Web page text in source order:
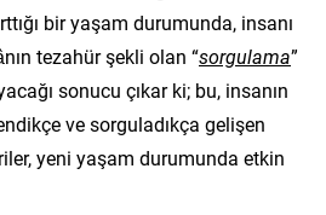
bir yaşam durumunda, insanı
tezahür şekli olan “sorgulama”
sonucu çıkar ki; bu, insanın
ve sorguladıkça gelişen
yeni yaşam durumunda etkin